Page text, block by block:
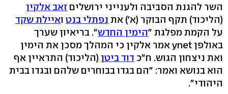
השר להגנת הסביבה ולענייני ירושלים זאב אלקין
(הליכוד) תקף הבוקר (א') את נפתלי בנט ואיילת שקד
על הקמת מפלגת "הימין החדש". בריאיון שערך
באולפן ynet אמר אלקין כי המהלך מסכן את הימין
ואת ניצחון הגוש. ח"כ דוד ביטן (הליכוד) התראיין אף
הוא בנושא ואמר: "הם בגדו בבוחרים שלהם ובגדו בבית
היהודי".